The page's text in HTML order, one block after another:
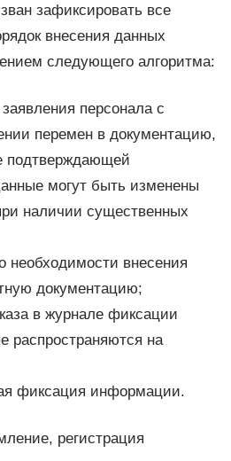
зафиксировать все
внесения данных
следующего алгоритма:
персонала с
перемен в документацию,
подтверждающей
могут быть изменены
наличии существенных
необходимости внесения
документацию;
в журнале фиксации
распространяются на
фиксация информации.
регистрация